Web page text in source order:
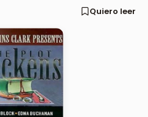
Quiero leer